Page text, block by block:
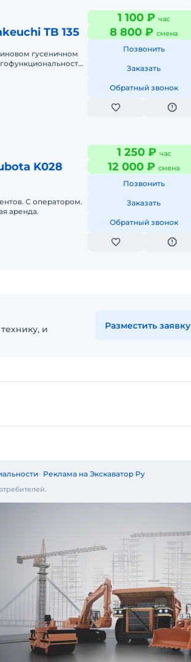
TB 135
гусеничном
1 100 ₽ час
8 800 ₽ смена
Позвонить
Заказать
Обратный звонок
K028
С оператором.
аренда.
1 250 ₽ час
12 000 ₽ смена
Позвонить
Заказать
Обратный звонок
и
Разместить заявку
Реклама на Экскаватор Ру